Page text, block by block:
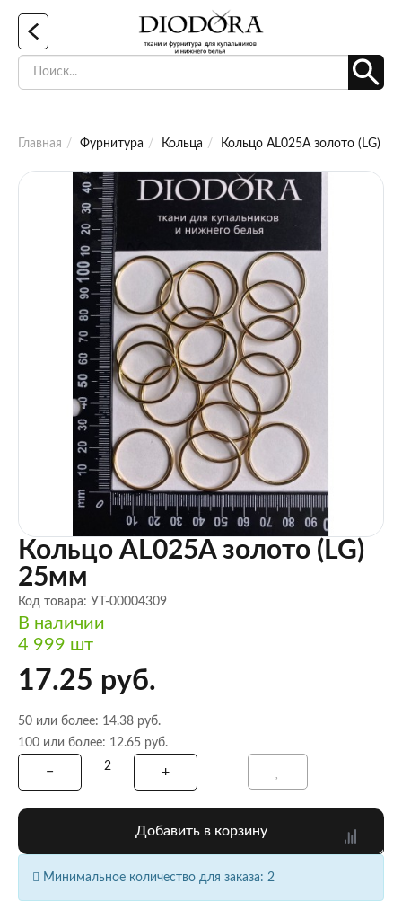
Главная Фурнитура Кольца Кольцо AL025A золото (LG)
Кольцо AL025A золото (LG)
25мм
Код товара: УТ-00004309
В наличии
4 999 шт
17.25 руб.
50 или более: 14.38 руб.
100 или более: 12.65 руб.
Добавить в корзину
Минимальное количество для заказа: 2